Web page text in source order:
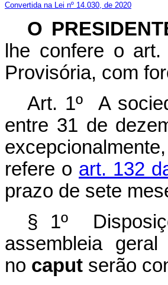
Convertida na Lei nº 14.030, de 2020
O
lhe confere o
Provisória, com
Art. 1º A
entre 31 de
refere o art. 132
prazo de sete
§ 1º
assembleia
no caput serão